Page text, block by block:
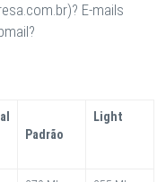
E-mails
Padrão
Light